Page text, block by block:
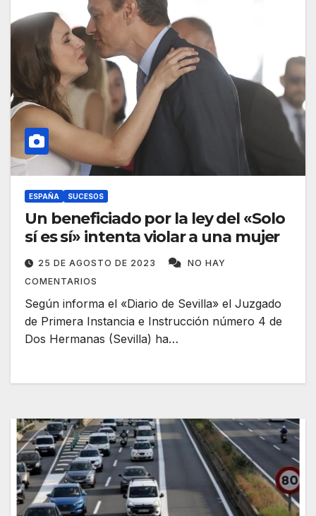
ESPAÑA SUCESOS
Un beneficiado por la ley del «Solo
sí es sí» intenta violar a una mujer
25 DE AGOSTO DE 2023
NO HAY
COMENTARIOS
Según informa el «Diario de Sevilla» el Juzgado
de Primera Instancia e Instrucción número 4 de
Dos Hermanas (Sevilla) ha…